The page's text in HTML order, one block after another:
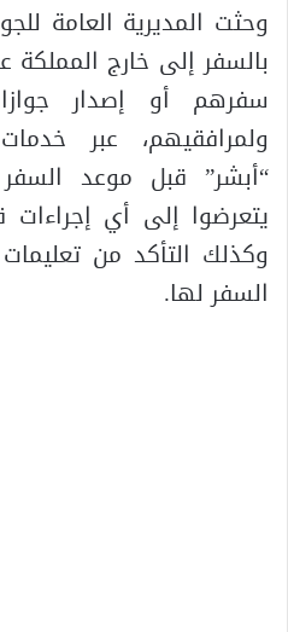
وحثت المديرية العامة
بالسفر إلى خارج
سفرهم أو إصدار
ولمرافقيهم، عبر خدمات
“أبشر” قبل موعد
يتعرضوا إلى أي
وكذلك التأكد من
السفر لها.